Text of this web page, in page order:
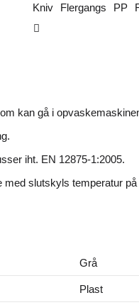
Kniv Flergangs PP
kan gå i
iht. EN 12875-1:2005.
slutskyls temperatur på
Grå
Plast